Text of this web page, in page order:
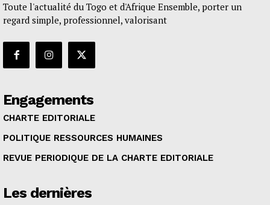
Toute l'actualité du Togo et d'Afrique Ensemble, porter un
regard simple, professionnel, valorisant
Engagements
CHARTE EDITORIALE
POLITIQUE RESSOURCES HUMAINES
REVUE PERIODIQUE DE LA CHARTE EDITORIALE
Les dernières